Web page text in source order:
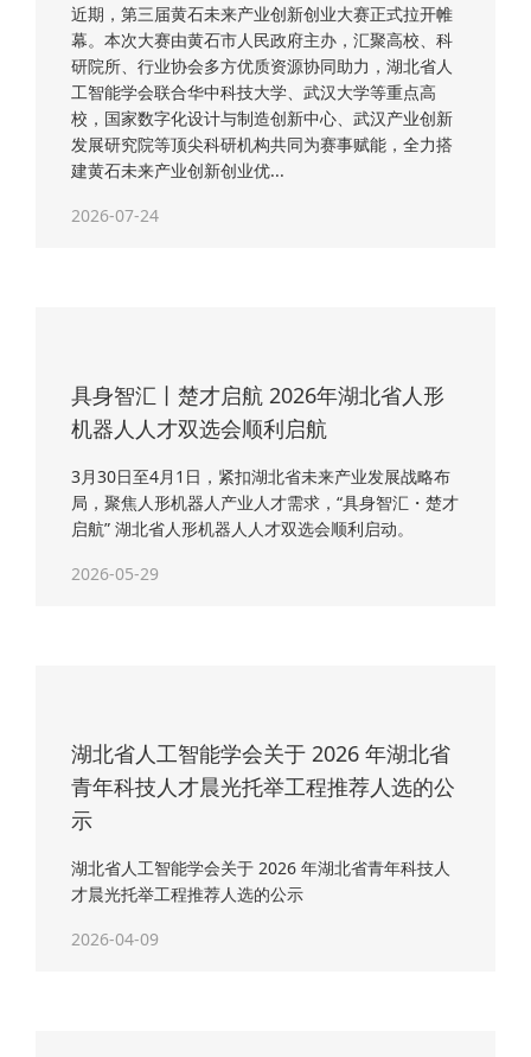
近期，第三届黄石未来产业创新创业大赛正式拉开帷
幕。本次大赛由黄石市人民政府主办，汇聚高校、科
研院所、行业协会多方优质资源协同助力，湖北省人
工智能学会联合华中科技大学、武汉大学等重点高
校，国家数字化设计与制造创新中心、武汉产业创新
发展研究院等顶尖科研机构共同为赛事赋能，全力搭
建黄石未来产业创新创业优...
2026-07-24
具身智汇丨楚才启航 2026年湖北省人形
机器人人才双选会顺利启航
3月30日至4月1日，紧扣湖北省未来产业发展战略布
局，聚焦人形机器人产业人才需求，“具身智汇・楚才
启航” 湖北省人形机器人人才双选会顺利启动。
2026-05-29
湖北省人工智能学会关于 2026 年湖北省
青年科技人才晨光托举工程推荐人选的公
示
湖北省人工智能学会关于 2026 年湖北省青年科技人
才晨光托举工程推荐人选的公示
2026-04-09